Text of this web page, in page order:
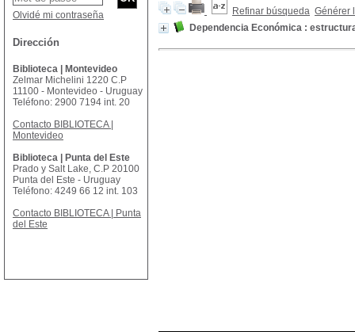
Refinar búsqueda Générer
Dependencia Económica :
Olvidé mi contraseña
Dirección
Biblioteca | Montevideo
Zelmar Michelini 1220 C.P
11100 - Montevideo - Uruguay
Teléfono: 2900 7194 int. 20
Contacto BIBLIOTECA |
Montevideo
Biblioteca | Punta del Este
Prado y Salt Lake, C.P 20100
Punta del Este - Uruguay
Teléfono: 4249 66 12 int. 103
Contacto BIBLIOTECA | Punta
del Este